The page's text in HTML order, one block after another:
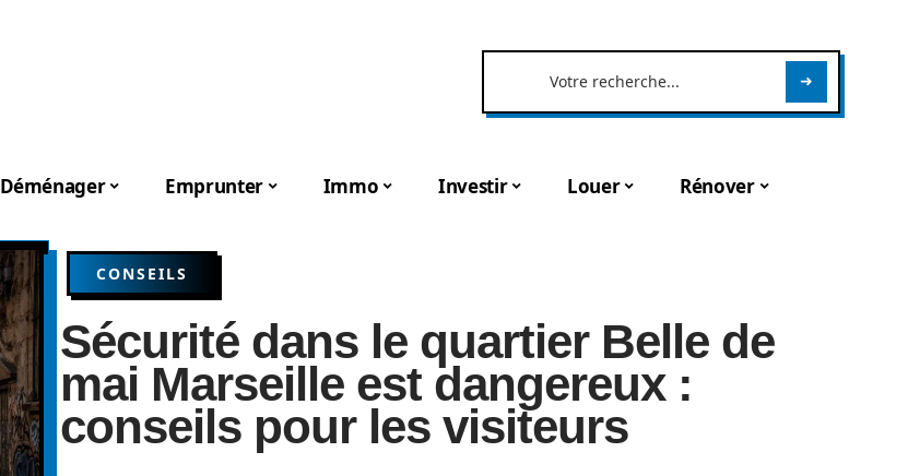
Déménager Emprunter Immo Investir Louer Rénover
CONSEILS
Sécurité dans le quartier Belle de
mai Marseille est dangereux :
conseils pour les visiteurs